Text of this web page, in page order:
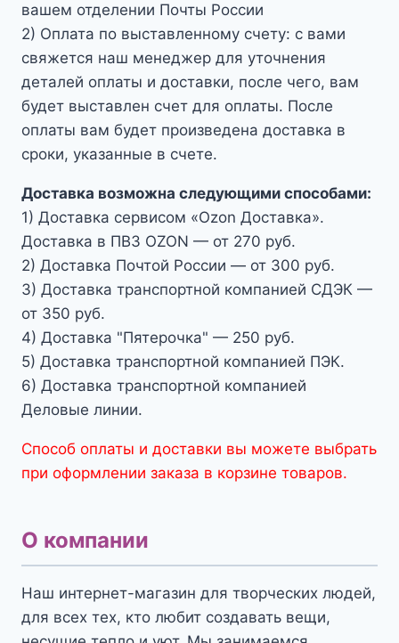
вашем отделении Почты России
2) Оплата по выставленному счету: с вами
свяжется наш менеджер для уточнения
деталей оплаты и доставки, после чего, вам
будет выставлен счет для оплаты. После
оплаты вам будет произведена доставка в
сроки, указанные в счете.
Доставка возможна следующими способами:
1) Доставка сервисом «Ozon Доставка».
Доставка в ПВЗ OZON — от 270 руб.
2) Доставка Почтой России — от 300 руб.
3) Доставка транспортной компанией СДЭК —
от 350 руб.
4) Доставка "Пятерочка" — 250 руб.
5) Доставка транспортной компанией ПЭК.
6) Доставка транспортной компанией
Деловые линии.
Способ оплаты и доставки вы можете выбрать
при оформлении заказа в корзине товаров.
О компании
Наш интернет-магазин для творческих людей,
для всех тех, кто любит создавать вещи,